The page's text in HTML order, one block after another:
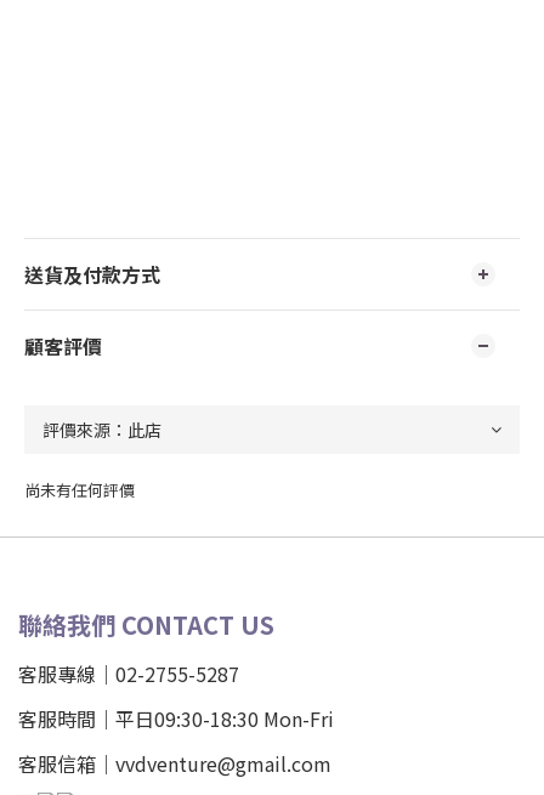
送貨及付款方式
顧客評價
尚未有任何評價
聯絡我們 CONTACT US
客服專線｜02-2755-5287
客服時間｜平日09:30-18:30 Mon-Fri
客服信箱｜vvdventure@gmail.com